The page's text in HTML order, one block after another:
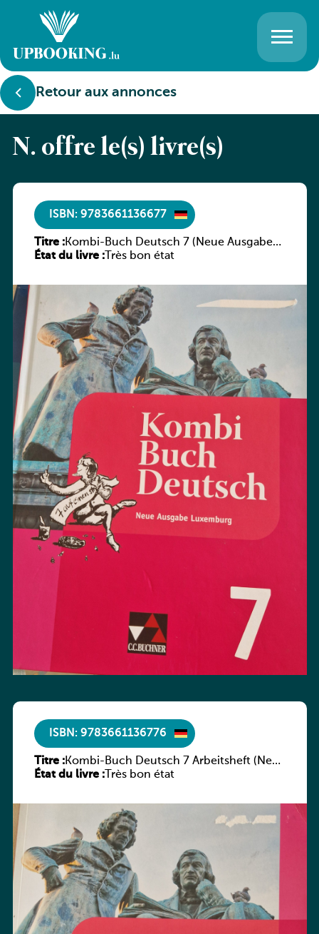
Retour aux annonces
N. offre le(s) livre(s)
ISBN: 9783661136677
Titre :Kombi-Buch Deutsch 7 (Neue Ausgabe
Luxemburg)
État du livre :Très bon état
ISBN: 9783661136776
Titre :Kombi-Buch Deutsch 7 Arbeitsheft (Neue
Ausgabe Luxemburg)
État du livre :Très bon état